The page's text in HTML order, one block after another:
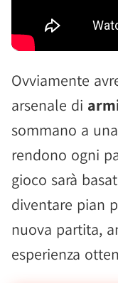
Ovviamente
arsenale di
sommano a
rendono ogni
gioco sarà
diventare pian
nuova partita,
esperienza